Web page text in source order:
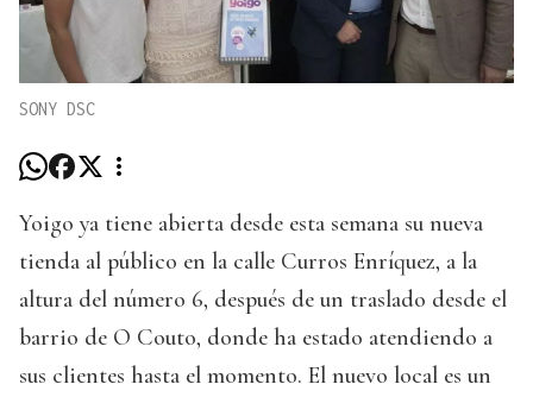
SONY DSC
Yoigo ya tiene abierta desde esta semana su nueva
tienda al público en la calle Curros Enríquez, a la
altura del número 6, después de un traslado desde el
barrio de O Couto, donde ha estado atendiendo a
sus clientes hasta el momento. El nuevo local es un